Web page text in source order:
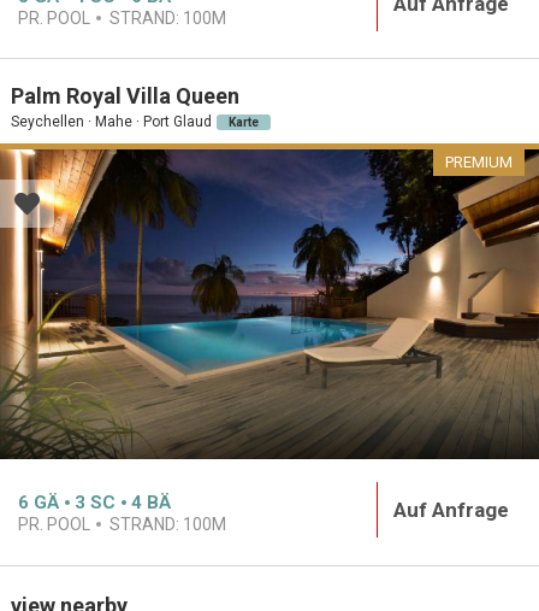
PR. POOL STRAND: 100M
Palm Royal Villa Queen
Seychellen · Mahe · Port Glaud Karte
PREMIUM
6 GÄ 3 SC 4 BÄ
PR. POOL STRAND: 100M
Auf Anfrage
view nearby